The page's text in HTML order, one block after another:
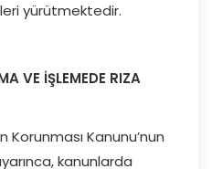
yürütmektedir.
VE İŞLEMEDE RIZA
Korunması Kanunu’nun
kanunlarda